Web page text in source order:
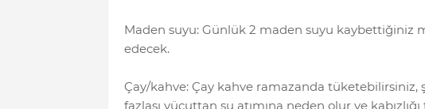
Maden suyu: Günlük 2 maden suyu kaybettiğiniz
edecek.
Çay/kahve: Çay kahve ramazanda tüketebilirsiniz,
fazlası vücuttan su atımına neden olur ve